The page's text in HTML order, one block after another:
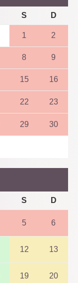
S D
1 2
8 9
15 16
22 23
29 30
S D
5 6
12 13
19 20